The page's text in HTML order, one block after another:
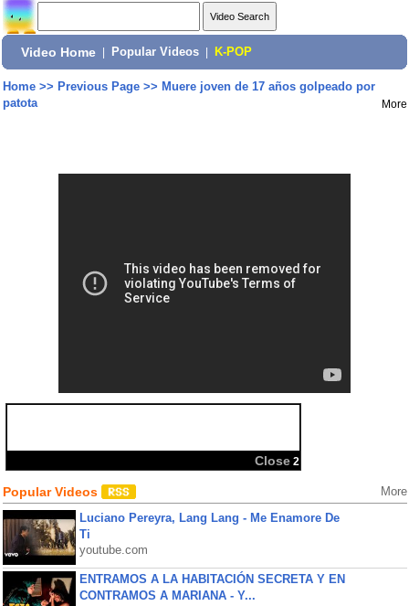
Video Home Popular Videos K-POP
Home>> Previous Page>> Muere joven de 17 años golpeado por
patota
More
Close 2
Share:
Popular Videos More
Luciano Pereyra, Lang Lang - Me Enamore De
Ti
youtube.com
ENTRAMOS A LA HABITACIÓN SECRETA Y EN
CONTRAMOS A MARIANA - Y...